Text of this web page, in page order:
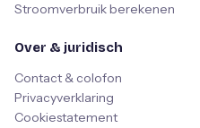
Stroomverbruik berekenen
Over & juridisch
Contact & colofon
Privacyverklaring
Cookiestatement